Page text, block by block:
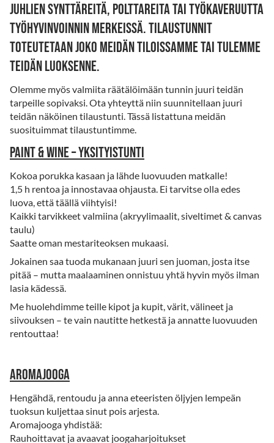
juhlien synttäreitä, polttareita tai työkaveruutta
työhyvinvoinnin merkeissä. Tilaustunnit
toteutetaan joko meidän tiloissamme tai tulemme
teidän luoksenne.
Olemme myös valmiita räätälöimään tunnin juuri teidän
tarpeille sopivaksi. Ota yhteyttä niin suunnitellaan juuri
teidän näköinen tilaustunti. Tässä listattuna meidän
suosituimmat tilaustuntimme.
Paint & Wine – yksityistunti
Kokoa porukka kasaan ja lähde luovuuden matkalle!
1,5 h rentoa ja innostavaa ohjausta. Ei tarvitse olla edes
luova, että täällä viihtyisi!
Kaikki tarvikkeet valmiina (akryylimaalit, siveltimet & canvas
taulu)
Saatte oman mestariteoksen mukaasi.
Jokainen saa tuoda mukanaan juuri sen juoman, josta itse
pitää – mutta maalaaminen onnistuu yhtä hyvin myös ilman
lasia kädessä.
Me huolehdimme teille kipot ja kupit, värit, välineet ja
siivouksen – te vain nautitte hetkestä ja annatte luovuuden
rentouttaa!
Aromajooga
Hengähdä, rentoudu ja anna eteeristen öljyjen lempeän
tuoksun kuljettaa sinut pois arjesta.
Aromajooga yhdistää:
Rauhoittavat ja avaavat joogaharjoitukset